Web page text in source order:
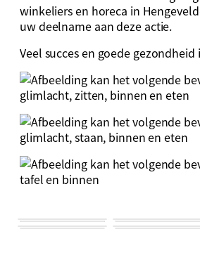
winkeliers en horeca in
uw deelname aan deze actie.
Veel succes en goede gezondheid